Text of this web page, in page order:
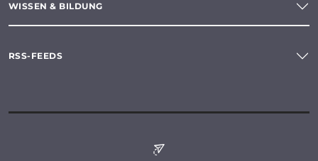
WISSEN & BILDUNG
RSS-FEEDS